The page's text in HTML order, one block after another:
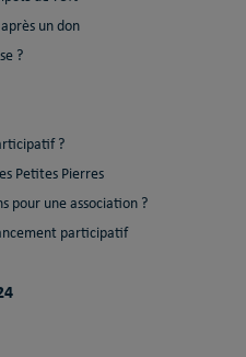
un don
?
?
Petites Pierres
pour une association ?
participatif